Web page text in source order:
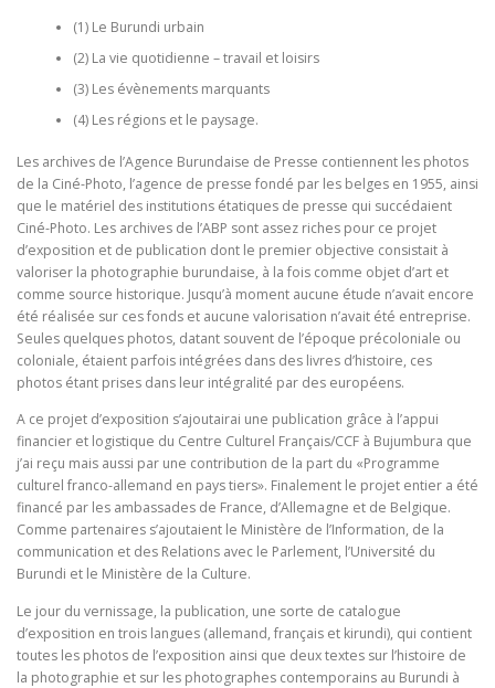
(1) Le Burundi urbain
(2) La vie quotidienne – travail et loisirs
(3) Les évènements marquants
(4) Les régions et le paysage.
Les archives de l’Agence Burundaise de Presse contiennent les photos
de la Ciné-Photo, l’agence de presse fondé par les belges en 1955, ainsi
que le matériel des institutions étatiques de presse qui succédaient
Ciné-Photo. Les archives de l’ABP sont assez riches pour ce projet
d’exposition et de publication dont le premier objective consistait à
valoriser la photographie burundaise, à la fois comme objet d’art et
comme source historique. Jusqu’à moment aucune étude n’avait encore
été réalisée sur ces fonds et aucune valorisation n’avait été entreprise.
Seules quelques photos, datant souvent de l’époque précoloniale ou
coloniale, étaient parfois intégrées dans des livres d’histoire, ces
photos étant prises dans leur intégralité par des européens.
A ce projet d’exposition s’ajoutairai une publication grâce à l’appui
financier et logistique du Centre Culturel Français/CCF à Bujumbura que
j’ai reçu mais aussi par une contribution de la part du «Programme
culturel franco-allemand en pays tiers». Finalement le projet entier a été
financé par les ambassades de France, d’Allemagne et de Belgique.
Comme partenaires s’ajoutaient le Ministère de l’Information, de la
communication et des Relations avec le Parlement, l’Université du
Burundi et le Ministère de la Culture.
Le jour du vernissage, la publication, une sorte de catalogue
d’exposition en trois langues (allemand, français et kirundi), qui contient
toutes les photos de l’exposition ainsi que deux textes sur l’histoire de
la photographie et sur les photographes contemporains au Burundi à